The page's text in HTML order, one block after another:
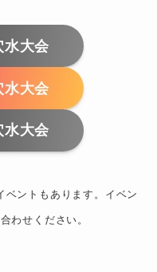
水大会
水大会
水大会
ントもあります。イベン
わせください。